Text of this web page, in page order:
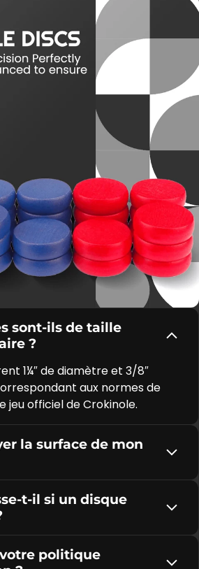
sont-ils de taille
?
1¼″ de diamètre et 3/8″
aux normes de
jeu officiel de Crokinole.
la surface de mon
t-il si un disque
politique